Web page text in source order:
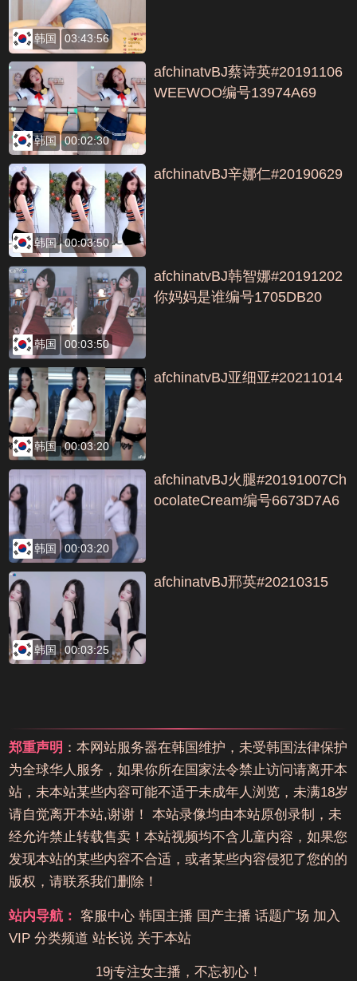
韩国 03:43:56
韩国 00:02:30
afchinatvBJ蔡诗英#20191106
WEEWOO编号13974A69
韩国 00:03:50
afchinatvBJ辛娜仁#20190629
韩国 00:03:50
afchinatvBJ韩智娜#20191202
你妈妈是谁编号1705DB20
韩国 00:03:20
afchinatvBJ亚细亚#20211014
韩国 00:03:20
afchinatvBJ火腿#20191007Ch
ocolateCream编号6673D7A6
韩国 00:03:25
afchinatvBJ邢英#20210315
郑重声明 ：本网站服务器在韩国维护，未受韩国法律保护
为全球华人服务，如果你所在国家法令禁止访问请离开本
站，未本站某些内容可能不适于未成年人浏览，未满18岁
请自觉离开本站,谢谢！ 本站录像均由本站原创录制，未
经允许禁止转载售卖！本站视频均不含儿童内容，如果您
发现本站的某些内容不合适，或者某些内容侵犯了您的的
版权，请联系我们删除！
站内导航： 客服中心 韩国主播 国产主播 话题广场 加入
VIP 分类频道 站长说 关于本站
19j专注女主播，不忘初心！